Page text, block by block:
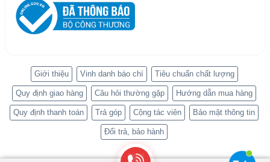
Giới thiệu Vinh danh báo chí Tiêu chuẩn chất lượng
Quy định giao hàng Câu hỏi thường gặp Hướng dẫn mua hàng
Quy định thanh toán Trả góp Cộng tác viên Bảo mật thông tin
Đổi trả, bảo hành